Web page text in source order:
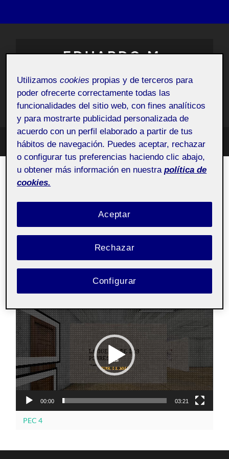
EDUARDO M.
Espacio Personal
Alternar
el
menú
móvil
campo
de
AUTOR:
EDUARDO MANUEL FRANQUEZA
Las guerras de los pobres
17 DICIEMBRE, 2022 / SIN COMENTARIOS
de
vídeo
00:00 03:21
PEC 4
Utilizamoscookies propias y de terceros para
poder ofrecerte correctamente todas las
funcionalidades del sitio web, con fines analíticos
y para mostrarte publicidad personalizada de
acuerdo con un perfil elaborado a partir de tus
hábitos de navegación. Puedes aceptar, rechazar
o configurar tus preferencias haciendo clic abajo,
u obtener más información en nuestra política de
cookies.
Rechazar
Aceptar
Configurar